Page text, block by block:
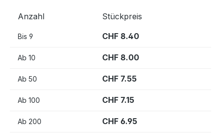
Anzahl Stückpreis
Bis 9 CHF 8.40
Ab 10 CHF 8.00
Ab 50 CHF 7.55
Ab 100 CHF 7.15
Ab 200 CHF 6.95